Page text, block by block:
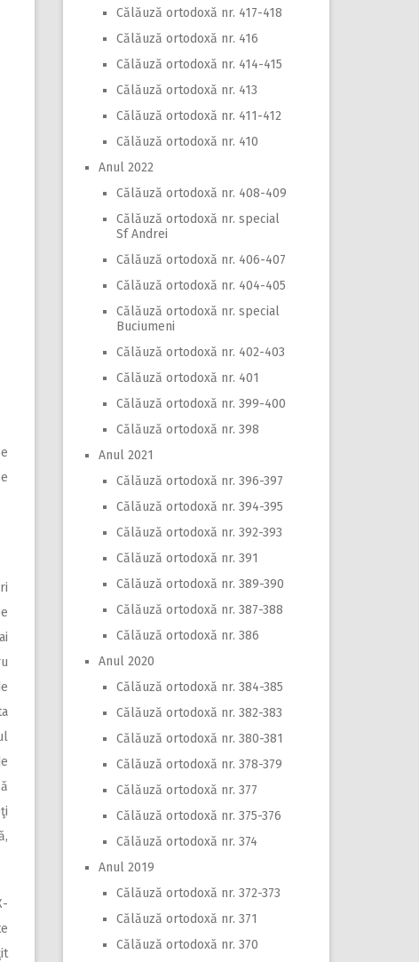
Călăuză ortodoxă nr. 417-418
Călăuză ortodoxă nr. 416
Călăuză ortodoxă nr. 414-415
Călăuză ortodoxă nr. 413
Călăuză ortodoxă nr. 411-412
Călăuză ortodoxă nr. 410
Anul 2022
Călăuză ortodoxă nr. 408-409
Călăuză ortodoxă nr. special
Sf Andrei
Călăuză ortodoxă nr. 406-407
Călăuză ortodoxă nr. 404-405
Călăuză ortodoxă nr. special
Buciumeni
Călăuză ortodoxă nr. 402-403
Călăuză ortodoxă nr. 401
Călăuză ortodoxă nr. 399-400
Călăuză ortodoxă nr. 398
Anul 2021
Călăuză ortodoxă nr. 396-397
Călăuză ortodoxă nr. 394-395
Călăuză ortodoxă nr. 392-393
Călăuză ortodoxă nr. 391
Călăuză ortodoxă nr. 389-390
Călăuză ortodoxă nr. 387-388
Călăuză ortodoxă nr. 386
Anul 2020
Călăuză ortodoxă nr. 384-385
Călăuză ortodoxă nr. 382-383
Călăuză ortodoxă nr. 380-381
Călăuză ortodoxă nr. 378-379
Călăuză ortodoxă nr. 377
Călăuză ortodoxă nr. 375-376
Călăuză ortodoxă nr. 374
Anul 2019
Călăuză ortodoxă nr. 372-373
Călăuză ortodoxă nr. 371
Călăuză ortodoxă nr. 370